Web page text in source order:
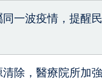
一波疫情，提醒
除，醫療院所加